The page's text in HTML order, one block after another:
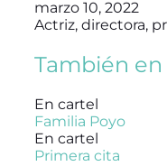
marzo 10, 2022
Actriz, directora,
También en
En cartel
Familia Poyo
En cartel
Primera cita